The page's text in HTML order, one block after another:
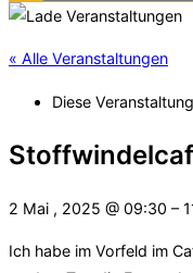
« Alle Veranstaltungen
Diese
2 Mai , 2025 @ 09:30 –
Ich habe im Vorfeld im